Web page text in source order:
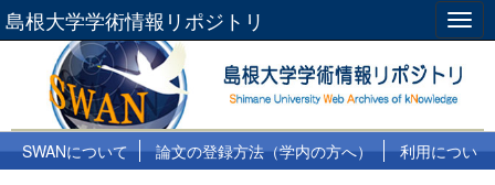
島根大学学術情報リポジトリ
SWANについて 論文の登録方法（学内の方へ）
利用につい